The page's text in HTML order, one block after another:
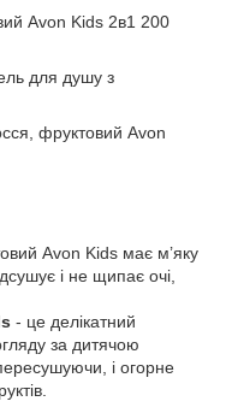
Avon Kids 2в1 200
для душу з
фруктовий Avon
Avon Kids має м’яку
і не щипає очі,
- це делікатний
за дитячою
і огорне